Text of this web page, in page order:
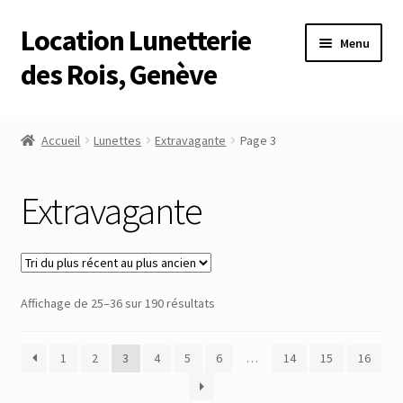
Aller
à
la
Aller
au
contenu
Location Lunetterie
des Rois, Genève
Menu
Commande
Compte
Compte
Connexion
Accueil Lunettes Extravagante Page 3
Extravagante
Affichage de 25–36 sur 190 résultatsTrié
récent
1 2 3 4 5 6 … 14 15 16